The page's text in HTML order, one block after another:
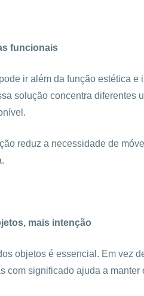
funcionais
ir além da função estética
solução concentra diferentes
reduz a necessidade de
mais intenção
objetos é essencial. Em vez
com significado ajuda a manter